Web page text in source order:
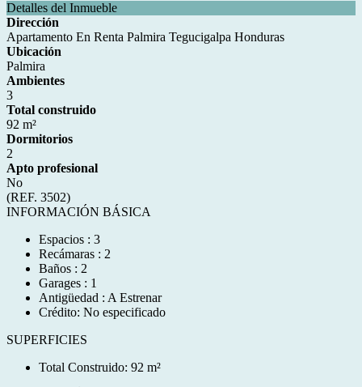
Detalles del Inmueble
Dirección
Apartamento En Renta Palmira Tegucigalpa Honduras
Ubicación
Palmira
Ambientes
3
Total construido
92 m²
Dormitorios
2
Apto profesional
No
(REF. 3502)
INFORMACIÓN BÁSICA
Espacios : 3
Recámaras : 2
Baños : 2
Garages : 1
Antigüedad : A Estrenar
Crédito: No especificado
SUPERFICIES
Total Construido: 92 m²